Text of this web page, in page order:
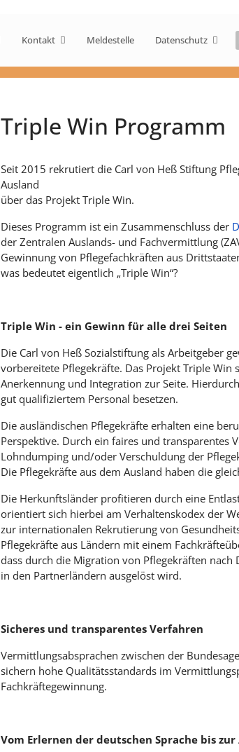
Kontakt Meldestelle Datenschutz
Triple Win Programm
Seit 2015 rekrutiert die Carl von Heß Stiftung
Ausland
über das Projekt Triple Win.
Dieses Programm ist ein Zusammenschluss der
der Zentralen Auslands- und Fachvermittlung
Gewinnung von Pflegefachkräften aus
was bedeutet eigentlich „Triple Win“?
Triple Win - ein Gewinn für alle drei Seiten
Die Carl von Heß Sozialstiftung als Arbeitgeber
vorbereitete Pflegekräfte. Das Projekt Triple Win
Anerkennung und Integration zur Seite.
gut qualifiziertem Personal besetzen.
Die ausländischen Pflegekräfte erhalten eine
Perspektive. Durch ein faires und transparentes
Lohndumping und/oder Verschuldung der
Die Pflegekräfte aus dem Ausland haben die
Die Herkunftsländer profitieren durch eine
orientiert sich hierbei am Verhaltenskodex der
zur internationalen Rekrutierung von
Pflegekräfte aus Ländern mit einem
dass durch die Migration von Pflegekräften nach
in den Partnerländern ausgelöst wird.
Sicheres und transparentes Verfahren
Vermittlungsabsprachen zwischen der
sichern hohe Qualitätsstandards im
Fachkräftegewinnung.
Vom Erlernen der deutschen Sprache bis